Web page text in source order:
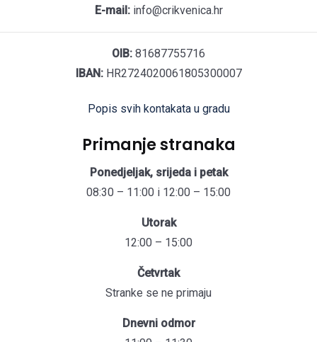
E-mail:info@crikvenica.hr
OIB: 81687755716
IBAN:HR2724020061805300007
Popis svih kontakata u gradu
Primanje stranaka
Ponedjeljak, srijeda i petak
08:30 – 11:00 i 12:00 – 15:00
Utorak
12:00 – 15:00
Četvrtak
Stranke se ne primaju
Dnevni odmor